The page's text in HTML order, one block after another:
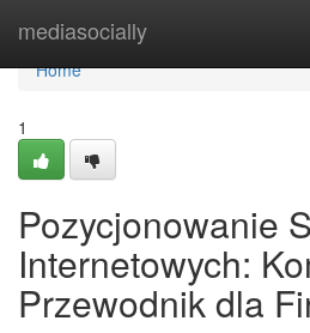
mediasocially
Home
Home
1
Pozycjonowanie
Internetowych:
Przewodnik dla